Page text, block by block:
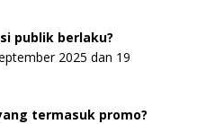
publik berlaku?
2025 dan 19
termasuk promo?